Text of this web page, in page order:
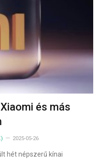
és más
2025-05-26
hét népszerű kínai